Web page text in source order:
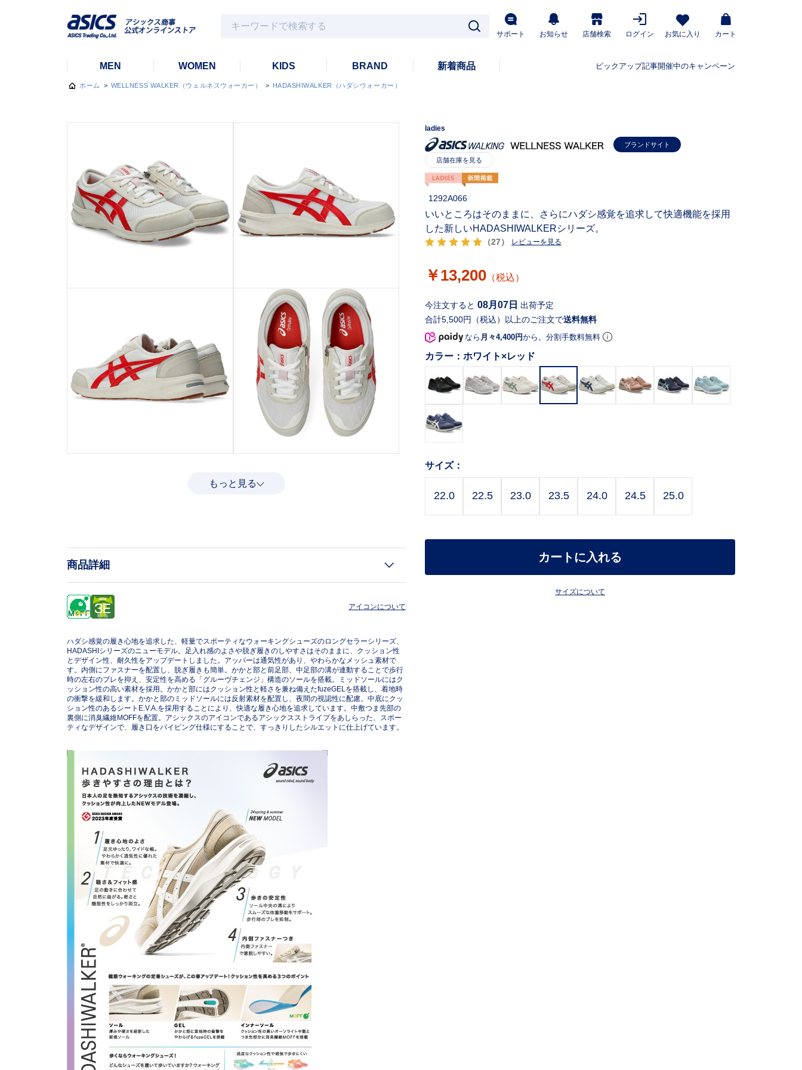
サポート お知らせ 店舗検索 ログイン お気に入り カート
MEN WOMEN KIDS BRAND 新着商品 ピックアップ記事開催中のキャンペーン
ホーム > WELLNESS WALKER（ウェルネスウォーカー） > HADASHIWALKER（ハダシウォーカー）
もっと見る
商品詳細
アイコンについて
ハダシ感覚の履き心地を追求した、軽量でスポーティなウォーキングシューズのロングセラーシリーズ、
HADASHIシリーズのニューモデル。足入れ感のよさや脱ぎ履きのしやすさはそのままに、クッション性
とデザイン性、耐久性をアップデートしました。アッパーは通気性があり、やわらかなメッシュ素材で
す。内側にファスナーを配置し、脱ぎ履きも簡単。かかと部と前足部、中足部の溝が連動することで歩行
時の左右のブレを抑え、安定性を高める「グルーヴチェンジ」構造のソールを搭載。ミッドソールにはク
ッション性の高い素材を採用。かかと部にはクッション性と軽さを兼ね備えたfuzeGELを搭載し、着地時
の衝撃を緩和します。かかと部のミッドソールには反射素材を配置し、夜間の視認性に配慮。中底にクッ
ション性のあるシートE.V.A.を採用することにより、快適な履き心地を追求しています。中敷つま先部の
裏側に消臭繊維MOFFを配置。アシックスのアイコンであるアシックスストライプをあしらった、スポー
ティなデザインで、履き口をパイピング仕様にすることで、すっきりしたシルエットに仕上げています。
ladies
ブランドサイト
1292A066
（27） レビューを見る
いいところはそのままに、さらにハダシ感覚を追求して快適機能を採用
した新しいHADASHIWALKERシリーズ。
￥13,200 （税込）
合計5,500円（税込）以上のご注文で送料無料
今注文すると 08月07日 出荷予定
なら 月々4,400円から。分割手数料無料
カラー： ホワイト×レッド
サイズ：
22.0 22.5 23.0 23.5 24.0 24.5 25.0
カートに入れる
サイズについて